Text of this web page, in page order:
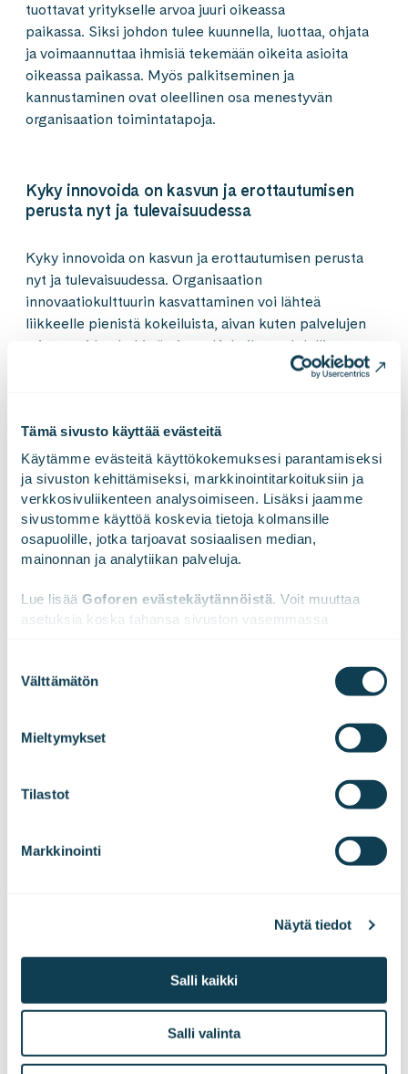
Tämä sivusto käyttää evästeitä
Käytämme evästeitä käyttökokemuksesi parantamiseksi
ja sivuston kehittämiseksi, markkinointitarkoituksiin ja
verkkosivuliikenteen analysoimiseen. Lisäksi jaamme
sivustomme käyttöä koskevia tietoja kolmansille
osapuolille, jotka tarjoavat sosiaalisen median,
mainonnan ja analytiikan palveluja.
Lue lisää Goforen evästekäytännöistä. Voit muuttaa
asetuksia koska tahansa sivuston vasemmassa
valinta
Välttämätön
Mieltymykset
Tilastot
Markkinointi
Näytä tiedot
Salli kaikki
Salli valinta
tuottavat yritykselle arvoa juuri oikeassa
paikassa. Siksi johdon tulee kuunnella, luottaa, ohjata
ja voimaannuttaa ihmisiä tekemään oikeita asioita
oikeassa paikassa. Myös palkitseminen ja
kannustaminen ovat oleellinen osa menestyvän
organisaation toimintatapoja.
Kyky innovoida on kasvun ja erottautumisen
perusta nyt ja tulevaisuudessa
Kyky innovoida on kasvun ja erottautumisen perusta
nyt ja tulevaisuudessa. Organisaation
innovaatiokulttuurin kasvattaminen voi lähteä
liikkeelle pienistä kokeiluista, aivan kuten palvelujen
tai tuotteiden kehittäminen. Kokeilut mahdollistavat
onnistuneet kehittämään sitouttavan ja
voimaannuttavan innovaatiokulttuurin, on yhteistä usko
innovaatioihin ja siihen, että ne voivat nousta keneltä
vain organisaation sisällä.
Innovaatio ei ole taikuutta – se voi olla mitä tahansa
palvelujen parantamisesta prosessien tehostamiseen.
Siihen pystyy jokainen, kun annetaan mahdollisuus.
Jos kiinnostuit teemasta, ole yhteydessä ja jutellaan!